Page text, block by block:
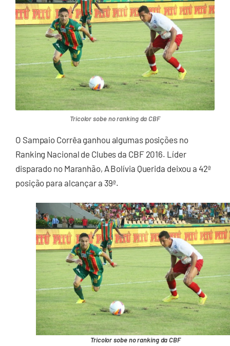
Tricolor sobe no ranking da CBF
O Sampaio Corrêa ganhou algumas posições no
Ranking Nacional de Clubes da CBF 2016. Líder
disparado no Maranhão, A Bolívia Querida deixou a 42ª
posição para alcançar a 39ª.
Tricolor sobe no ranking da CBF